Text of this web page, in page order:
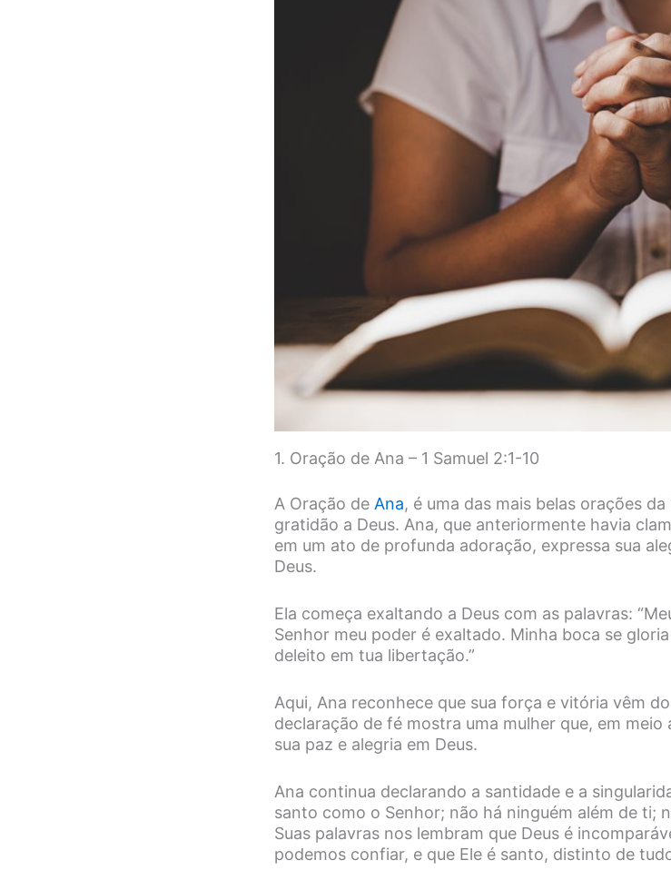
1. Oração de Ana – 1 Samuel 2:1-10
A Oração de Ana, é uma das mais belas orações
gratidão a Deus. Ana, que anteriormente havia
em um ato de profunda adoração, expressa sua
Deus.
Ela começa exaltando a Deus com as palavras:
Senhor meu poder é exaltado. Minha boca se
deleito em tua libertação.”
Aqui, Ana reconhece que sua força e vitória vêm
declaração de fé mostra uma mulher que, em
sua paz e alegria em Deus.
Ana continua declarando a santidade e a
santo como o Senhor; não há ninguém além de ti;
Suas palavras nos lembram que Deus é
podemos confiar, e que Ele é santo, distinto de